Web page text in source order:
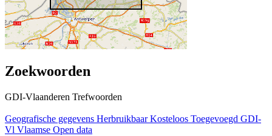
Zoekwoorden
GDI-Vlaanderen Trefwoorden
Geografische gegevens Herbruikbaar Kosteloos Toegevoegd GDI-
Vl Vlaamse Open data